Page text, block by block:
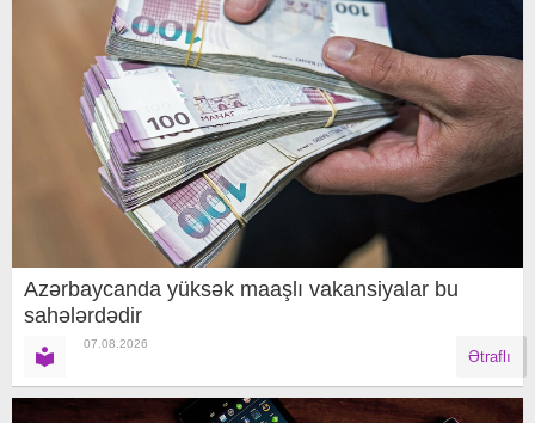
Azərbaycanda yüksək maaşlı vakansiyalar bu
sahələrdədir
07.08.2026
Ətraflı